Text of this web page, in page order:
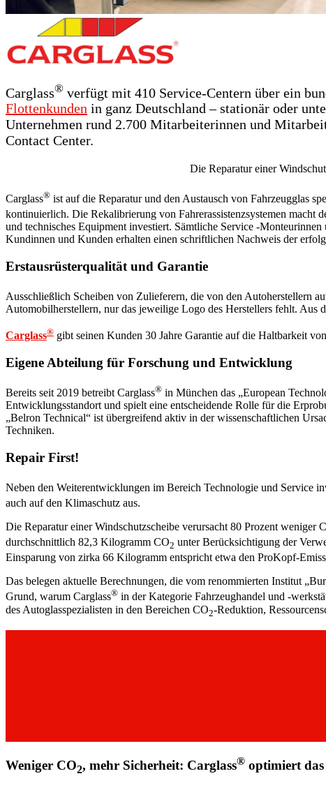
Carglass® verfügt mit 410 Service-Centern über ein
Flottenkunden in ganz Deutschland – stationär oder
Unternehmen rund 2.700 Mitarbeiterinnen und
Contact Center.
Die Reparatur einer
Carglass® ist auf die Reparatur und den Austausch von Fahrzeugglas
kontinuierlich. Die Rekalibrierung von Fahrerassistenzsystemen macht
und technisches Equipment investiert. Sämtliche Service -
Kundinnen und Kunden erhalten einen schriftlichen Nachweis der
Erstausrüsterqualität und Garantie
Ausschließlich Scheiben von Zulieferern, die von den Autoherstellern
Automobilherstellern, nur das jeweilige Logo des Herstellers fehlt. Aus
Carglass® gibt seinen Kunden 30 Jahre Garantie auf die Haltbarkeit
Eigene Abteilung für Forschung und Entwicklung
Bereits seit 2019 betreibt Carglass® in München das „European
Entwicklungsstandort und spielt eine entscheidende Rolle für die
„Belron Technical“ ist übergreifend aktiv in der wissenschaftlichen
Techniken.
Repair First!
Neben den Weiterentwicklungen im Bereich Technologie und Service
auch auf den Klimaschutz aus.
Die Reparatur einer Windschutzscheibe verursacht 80 Prozent weniger
durchschnittlich 82,3 Kilogramm CO2 unter Berücksichtigung der
Einsparung von zirka 66 Kilogramm entspricht etwa den ProKopf-
Das belegen aktuelle Berechnungen, die vom renommierten Institut
Grund, warum Carglass® in der Kategorie Fahrzeughandel und -
des Autoglasspezialisten in den Bereichen CO2-Reduktion,
Weniger CO2, mehr Sicherheit: Carglass® optimiert